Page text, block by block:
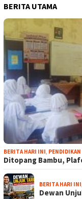
BERITA UTAMA
BERITA HARI INI, PENDIDIKAN
Ditopang Bambu,
BERITA HARI INI,
Dewan